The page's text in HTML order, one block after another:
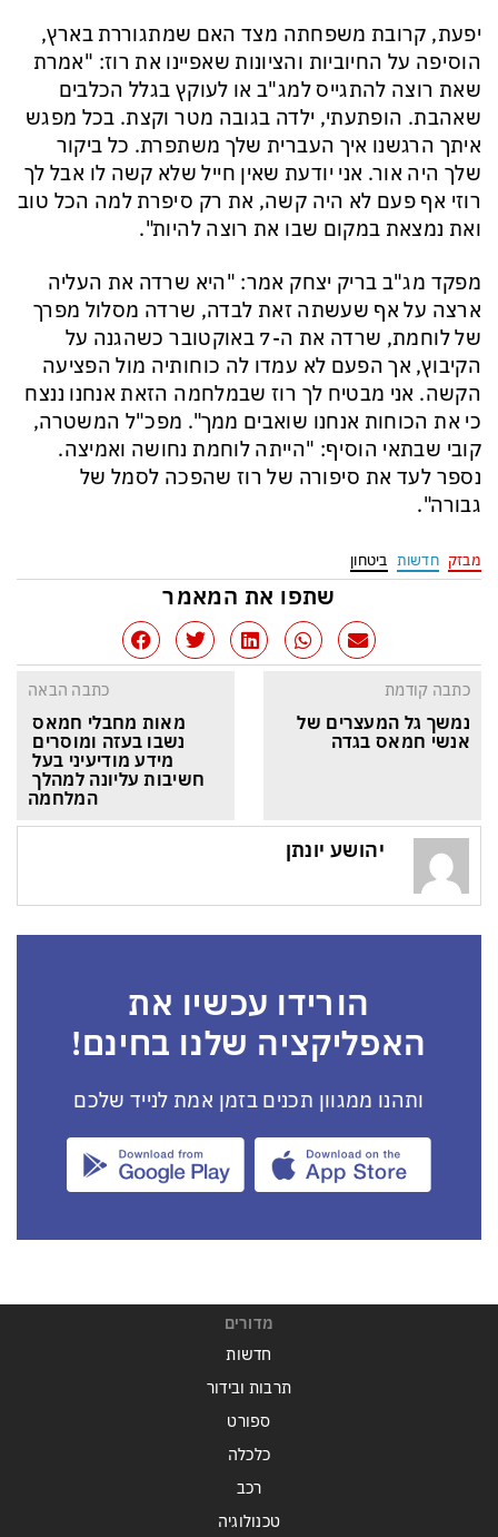
יפעת, קרובת משפחתה מצד האם שמתגוררת בארץ,
הוסיפה על החיוביות והציונות שאפיינו את רוז: "אמרת
שאת רוצה להתגייס למג"ב או לעוקץ בגלל הכלבים
שאהבת. הופתעתי, ילדה בגובה מטר וקצת. בכל מפגש
איתך הרגשנו איך העברית שלך משתפרת. כל ביקור
שלך היה אור. אני יודעת שאין חייל שלא קשה לו אבל לך
רוזי אף פעם לא היה קשה, את רק סיפרת למה הכל טוב
ואת נמצאת במקום שבו את רוצה להיות".
מפקד מג"ב בריק יצחק אמר: "היא שרדה את העליה
ארצה על אף שעשתה זאת לבדה, שרדה מסלול מפרך
של לוחמת, שרדה את ה-7 באוקטובר כשהגנה על
הקיבוץ, אך הפעם לא עמדו לה כוחותיה מול הפציעה
הקשה. אני מבטיח לך רוז שבמלחמה הזאת אנחנו ננצח
כי את הכוחות אנחנו שואבים ממך". מפכ"ל המשטרה,
קובי שבתאי הוסיף: "הייתה לוחמת נחושה ואמיצה.
נספר לעד את סיפורה של רוז שהפכה לסמל של
גבורה".
מבזק חדשות ביטחון
שתפו את המאמר
כתבה קודמת
נמשך גל המעצרים של
אנשי חמאס בגדה
כתבה הבאה
מאות מחבלי חמאס
נשבו בעזה ומוסרים
מידע מודיעיני בעל
חשיבות עליונה למהלך
המלחמה
יהושע יונתן
הורידו עכשיו את
האפליקציה שלנו בחינם!
ותהנו ממגוון תכנים בזמן אמת לנייד שלכם
מדורים
חדשות
תרבות ובידור
ספורט
כלכלה
רכב
טכנולוגיה